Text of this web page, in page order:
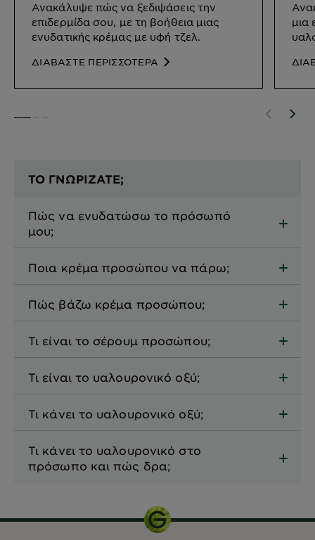
Ανακάλυψε πώς να ξεδιψάσεις την
επιδερμίδα σου, με τη βοήθεια μιας
ενυδατικής κρέμας με υφή τζελ.
ΔΙΑΒΑΣΤΕ ΠΕΡΙΣΣΟΤΕΡΑ
μια
ΤΟ ΓΝΩΡΙΖΑΤΕ;
Πώς να ενυδατώσω το πρόσωπό
μου;
Ποια κρέμα προσώπου να πάρω;
Πώς βάζω κρέμα προσώπου;
Τι είναι το σέρουμ προσώπου;
Τι είναι το υαλουρονικό οξύ;
Τι κάνει το υαλουρονικό οξύ;
Τι κάνει το υαλουρονικό στο
πρόσωπο και πώς δρα;